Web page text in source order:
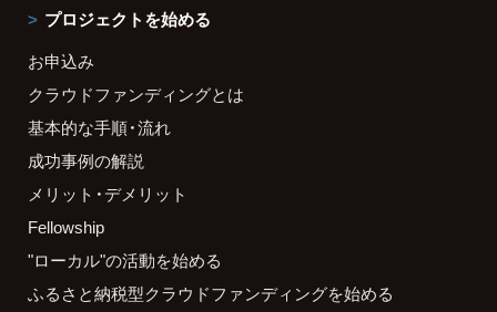
プロジェクトを始める
お申込み
クラウドファンディングとは
基本的な手順・流れ
成功事例の解説
メリット・デメリット
Fellowship
"ローカル"の活動を始める
ふるさと納税型クラウドファンディングを始める